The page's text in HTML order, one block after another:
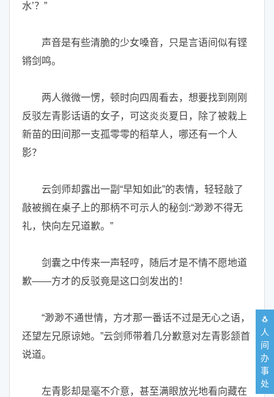
水’？”
声音是有些清脆的少女嗓音，只是言语间似有铿
锵剑鸣。
两人微微一愣，顿时向四周看去，想要找到刚刚
反驳左青影话语的女子，可这炎炎夏日，除了被栽上
新苗的田间那一支孤零零的稻草人，哪还有一个人
影？
云剑师却露出一副“早知如此”的表情，轻轻敲了
敲被搁在桌子上的那柄不可示人的秘剑:“渺渺不得无
礼，快向左兄道歉。”
剑囊之中传来一声轻哼，随后才是不情不愿地道
歉——方才的反驳竟是这口剑发出的！
“渺渺不通世情，方才那一番话不过是无心之语，
还望左兄原谅她。”云剑师带着几分歉意对左青影颔首
说道。
左青影却是毫不介意，甚至满眼放光地看向藏在
🐧
人
间
办
事
处